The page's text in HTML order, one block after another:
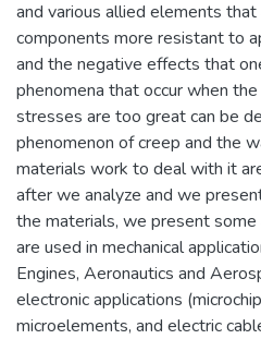
and various allied elements
components more resistant to
and the negative effects that
phenomena that occur when
stresses are too great can be
phenomenon of creep and the
materials work to deal with it
after we analyze and we
the materials, we present
are used in mechanical
Engines, Aeronautics and
electronic applications
microelements, and electric